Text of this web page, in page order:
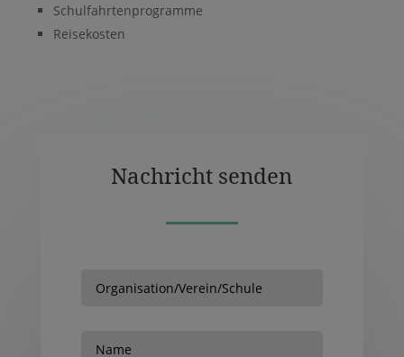
Schulfahrtenprogramme
Reisekosten
Nachricht senden